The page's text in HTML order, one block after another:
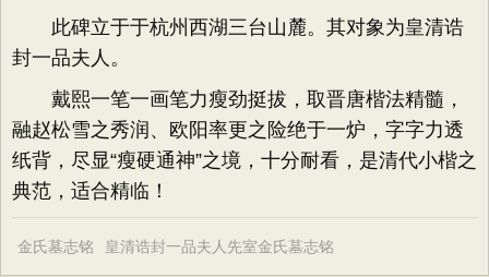
此碑立于于杭州西湖三台山麓。其对象为皇清诰
封一品夫人。
戴熙一笔一画笔力瘦劲挺拔，取晋唐楷法精髓，
融赵松雪之秀润、欧阳率更之险绝于一炉，字字力透
纸背，尽显“瘦硬通神”之境，十分耐看，是清代小楷之
典范，适合精临！
金氏墓志铭 皇清诰封一品夫人先室金氏墓志铭